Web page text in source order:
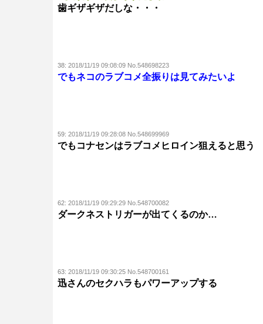
歯ギザギザだしな・・・
38: 2018/11/19 09:08:09 No.548698223
でもネコのラブコメ全振りは見てみたいよ
59: 2018/11/19 09:28:08 No.548699969
でもコナセンはラブコメヒロイン狙えると思う
62: 2018/11/19 09:29:29 No.548700082
ダークネストリガーが出てくるのか…
63: 2018/11/19 09:30:25 No.548700161
迅さんのセクハラもパワーアップする